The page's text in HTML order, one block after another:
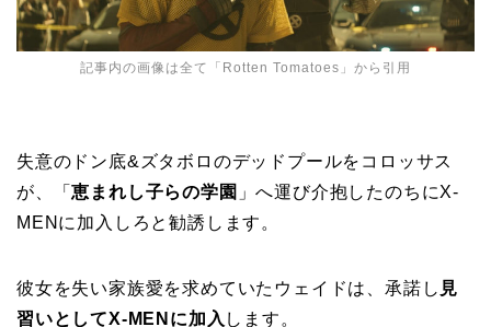
記事内の画像は全て「 Rotten Tomatoes 」から引用
失意のドン底&ズタボロのデッドプールをコロッサス
が、「恵まれし子らの学園 」へ運び介抱したのちにX-
MENに加入しろと勧誘します。
彼女を失い家族愛を求めていたウェイドは、承諾し 見
習いとしてX-MENに加入 します。